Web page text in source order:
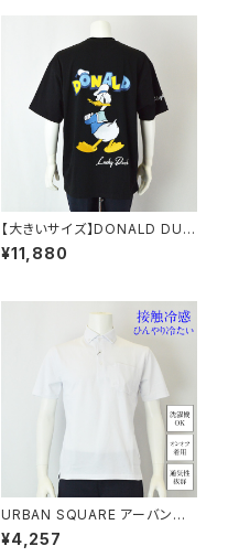
【大きいサイズ】DONALD DUC
K半袖Tシャツ｜メンズ 1278-6
545 ブラック
¥11,880
URBAN SQUARE アーバンス
クエア｜接触冷感 鹿の子ボタン
ダウンポロシャツ｜洗濯機OK
¥4,257